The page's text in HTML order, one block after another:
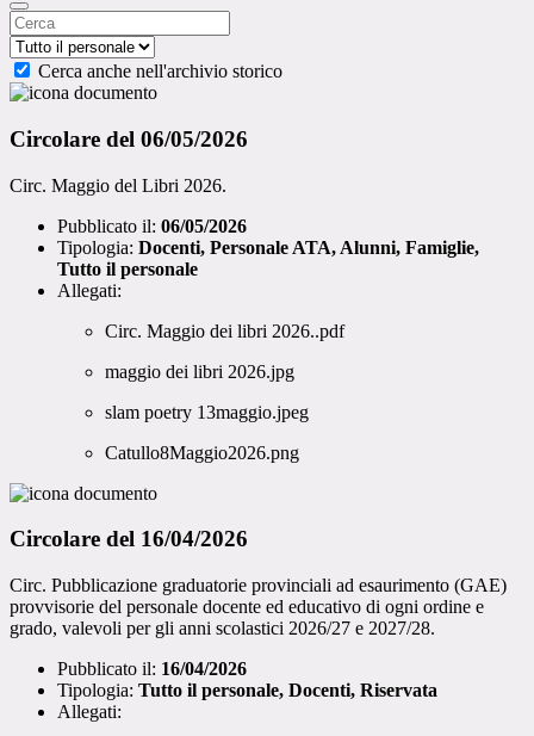
Cerca anche nell'archivio storico
Circolare del 06/05/2026
Circ. Maggio del Libri 2026.
Pubblicato il: 06/05/2026
Tipologia: Docenti, Personale ATA, Alunni, Famiglie,
Tutto il personale
Allegati:
Circ. Maggio dei libri 2026..pdf
maggio dei libri 2026.jpg
slam poetry 13maggio.jpeg
Catullo8Maggio2026.png
Circolare del 16/04/2026
Circ. Pubblicazione graduatorie provinciali ad esaurimento (GAE)
provvisorie del personale docente ed educativo di ogni ordine e
grado, valevoli per gli anni scolastici 2026/27 e 2027/28.
Pubblicato il: 16/04/2026
Tipologia: Tutto il personale, Docenti, Riservata
Allegati: